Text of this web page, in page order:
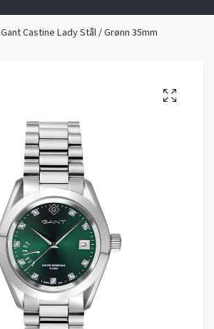
Gant Castine Lady Stål / Grønn 35mm